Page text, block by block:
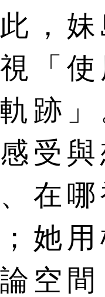
，
「
跡
受
在
她
空